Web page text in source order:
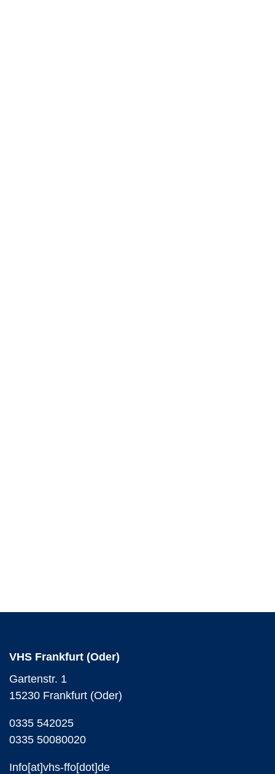
VHS Frankfurt (Oder)
Gartenstr. 1
15230 Frankfurt (Oder)
0335 542025
0335 50080020
Info[at]vhs-ffo[dot]de
Informationen für folgende Zwecke:
Mehr erfahren